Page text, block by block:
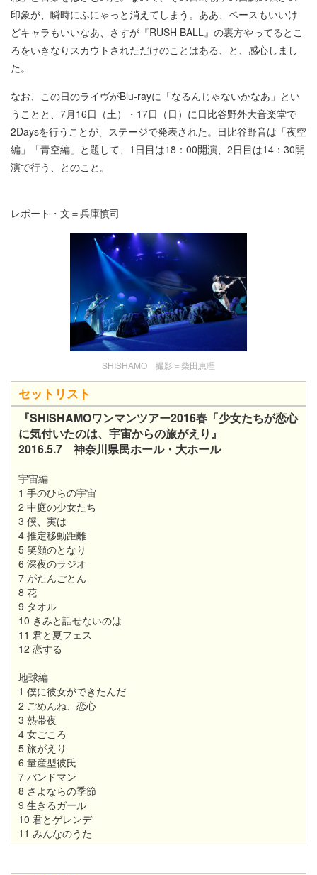
印象が、瞬時にふにゃっと消えてしまう。ああ、ベースもいいけ
どキャラもいいなあ、さすが『RUSH BALL』の裏方やってるとこ
ろをいきなりスカウトされただけのことはある、と、感心しまし
た。
なお、この日のライヴがBlu-rayに「なるんじゃないかなあ」とい
うことと、7月16日（土）・17日（日）に日比谷野外大音楽堂で
2Daysを行うことが、ステージで発表された。日比谷野音は「夜空
編」「青空編」と題して、1日目は18：00開演、2日目は14：30開
演で行う、とのこと。
レポート・文＝兵庫慎司
SHISHAMO 撮影＝柴田恵理
セットリスト
『SHISHAMOワンマンツアー2016春「少女たちが恋心
に気付いたのは、宇宙からの旅がえり』
​2016.5.7 神奈川県民ホール・大ホール
宇宙編
1 手のひらの宇宙
2 中庭の少女たち
3 僕、実は
4 推定移動距離
5 笑顔のとなり
6 深夜のラジオ
7 がたんごとん
8 花
9 タオル
10 きみと話せないのは
11 君と夏フェス
12 恋する
地球編
1 僕に彼女ができたんだ
2 ごめんね、恋心
3 熱帯夜
4 女ごころ
5 旅がえり
6 量産型彼氏
7 バンドマン
8 さよならの季節
9 生きるガール
10 君とゲレンデ
11 みんなのうた